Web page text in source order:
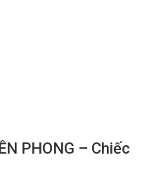
PHONG – Chiếc